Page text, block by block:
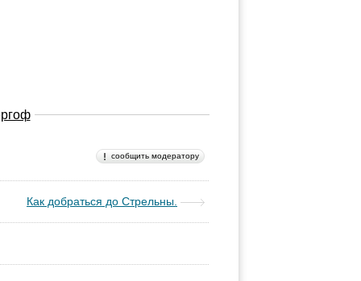
сообщить модератору
Как добраться до Стрельны.